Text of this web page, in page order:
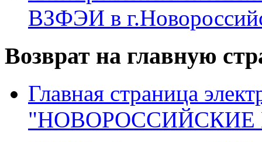
ВЗФЭИ в
Возврат на главную
Главная страница
"НОВОРОССИЙСКИЕ